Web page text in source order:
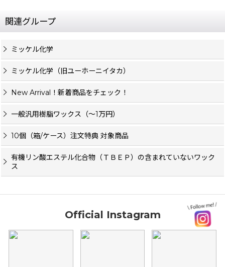
関連グループ
ミッケル化学
ミッケル化学（旧ユーホーニイタカ）
New Arrival！新着商品をチェック！
一般汎用樹脂ワックス（〜1万円）
10個（箱/ケース）注文特典 対象商品
有機リン酸エステル化合物（ＴＢＥＰ）の含まれていないワック
ス
Official Instagram